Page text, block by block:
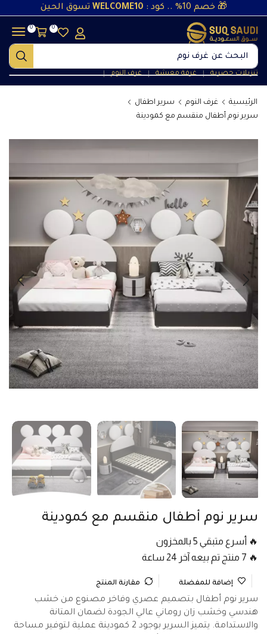
🎁 خصم 10% .. كود : WELCOME10 تسوق الحين
البحث عن غرف نوم
تنزيلات حصرية ❘ غرفة معيشة ❘ غرف النوم ❘
0
0
الرئيسية غرف النوم
سرير اطفال
سرير نوم أطفال منقسم مع كمودينة
سرير نوم أطفال منقسم مع كمودينة
🔥 أسرع متبقي 5 بالمخزون
🔥 7 منتج تم بيعه آخر 24 ساعة
إضافة للمفضلة مقارنة المنتج
سرير نوم أطفال بتصميم عصري وفاخر مصنوع من خشب
هندسي وخشب زان روماني عالي الجودة لضمان المتانة
والاستدامة. يتميز السرير بوجود 2 كمودينة عملية لتوفير مساحة